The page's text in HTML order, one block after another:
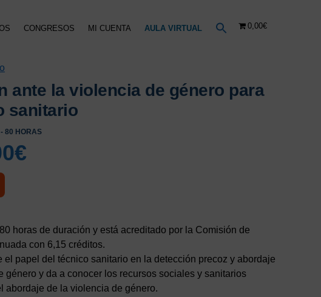
CONGRESOS MI CUENTA AULA VIRTUAL 0,00€
ante la violencia de género para
sanitario
80 HORAS
€
horas de duración y está acreditado por la Comisión de
con 6,15 créditos.
el papel del técnico sanitario en la detección precoz y abordaje
género y da a conocer los recursos sociales y sanitarios
abordaje de la violencia de género.